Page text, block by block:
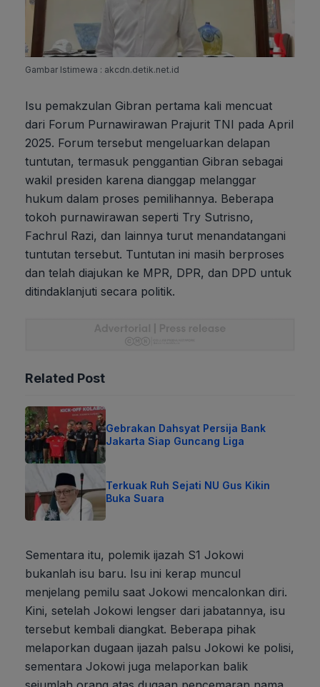
Gambar Istimewa : akcdn.detik.net.id
Isu pemakzulan Gibran pertama kali mencuat
dari Forum Purnawirawan Prajurit TNI pada April
2025. Forum tersebut mengeluarkan delapan
tuntutan, termasuk penggantian Gibran sebagai
wakil presiden karena dianggap melanggar
hukum dalam proses pemilihannya. Beberapa
tokoh purnawirawan seperti Try Sutrisno,
Fachrul Razi, dan lainnya turut menandatangani
tuntutan tersebut. Tuntutan ini masih berproses
dan telah diajukan ke MPR, DPR, dan DPD untuk
ditindaklanjuti secara politik.
Related Post
Gebrakan Dahsyat Persija Bank
Jakarta Siap Guncang Liga
Terkuak Ruh Sejati NU Gus Kikin
Buka Suara
Sementara itu, polemik ijazah S1 Jokowi
bukanlah isu baru. Isu ini kerap muncul
menjelang pemilu saat Jokowi mencalonkan diri.
Kini, setelah Jokowi lengser dari jabatannya, isu
tersebut kembali diangkat. Beberapa pihak
melaporkan dugaan ijazah palsu Jokowi ke polisi,
sementara Jokowi juga melaporkan balik